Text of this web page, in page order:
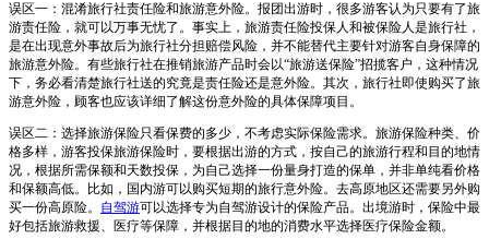
误区一：混淆旅行社责任险和旅游意外险。报团出游时，很多游客认为只要有了旅
游责任险，就可以万事无忧了。事实上，旅游责任险投保人和被保险人是旅行社，
是在出现意外事故后为旅行社分担赔偿风险，并不能替代主要针对游客自身保障的
旅游意外险。有些旅行社在推销旅游产品时会以“旅游送保险”招揽客户，这种情况
下，务必看清楚旅行社送的究竟是责任险还是意外险。其次，旅行社即使购买了旅
游意外险，顾客也应该详细了解这份意外险的具体保障项目。
误区二：选择旅游保险只看保费的多少，不考虑实际保险需求。旅游保险种类、价
格多样，游客投保旅游保险时，要根据出游的方式，按自己的旅游行程和目的地情
况，根据所需保额和天数投保，为自己选择一份量身打造的保单，并非单纯看价格
和保额高低。比如，国内游可以购买短期的旅行意外险。去高原地区还需要另外购
买一份高原险。 自驾游可以选择专为自驾游设计的保险产品。出境游时，保险中最
好包括旅游救援、医疗等保障，并根据目的地的消费水平选择医疗保险金额。